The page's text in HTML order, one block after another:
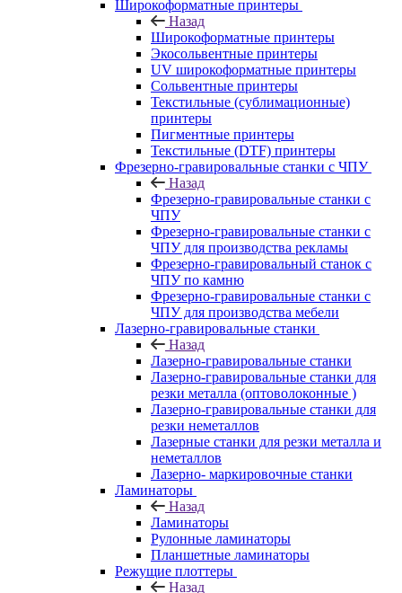
Широкоформатные принтеры
Назад
Широкоформатные принтеры
Экосольвентные принтеры
UV широкоформатные принтеры
Сольвентные принтеры
Текстильные (сублимационные)
принтеры
Пигментные принтеры
Текстильные (DTF) принтеры
Фрезерно-гравировальные станки с ЧПУ
Назад
Фрезерно-гравировальные станки с
ЧПУ
Фрезерно-гравировальные станки с
ЧПУ для производства рекламы
Фрезерно-гравировальный станок с
ЧПУ по камню
Фрезерно-гравировальные станки с
ЧПУ для производства мебели
Лазерно-гравировальные станки
Назад
Лазерно-гравировальные станки
Лазерно-гравировальные станки для
резки металла (оптоволоконные )
Лазерно-гравировальные станки для
резки неметаллов
Лазерные станки для резки металла и
неметаллов
Лазерно- маркировочные станки
Ламинаторы
Назад
Ламинаторы
Рулонные ламинаторы
Планшетные ламинаторы
Режущие плоттеры
Назад